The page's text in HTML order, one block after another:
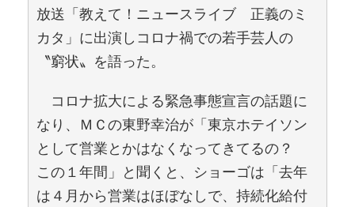
放送「教えて！ニュースライブ 正義のミ
カタ」に出演しコロナ禍での若手芸人の
〝窮状〟を語った。
コロナ拡大による緊急事態宣言の話題に
なり、ＭＣの東野幸治が「東京ホテイソン
として営業とかはなくなってきてるの？
この１年間」と聞くと、ショーゴは「去年
は４月から営業はほぼなしで、持続化給付